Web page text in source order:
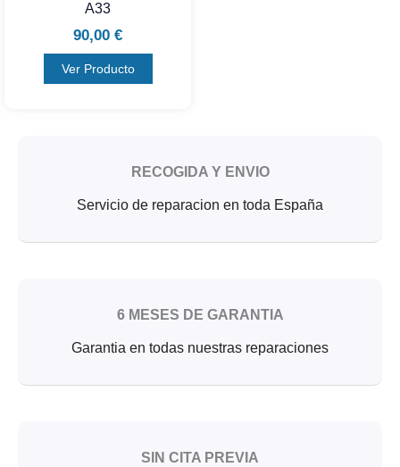
A33
90,00 €
Ver Producto
RECOGIDA Y ENVIO
Servicio de reparacion en toda España
6 MESES DE GARANTIA
Garantia en todas nuestras reparaciones
SIN CITA PREVIA